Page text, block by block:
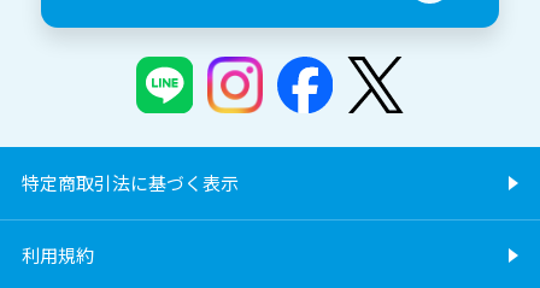
特定商取引法に基づく表示
利用規約